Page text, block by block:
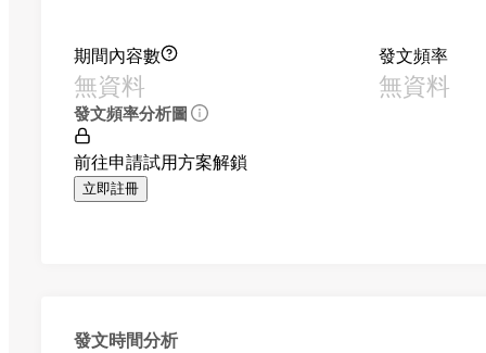
期間內容數
無資料
發文頻率
無資料
發文頻率分析圖
前往申請試用方案解鎖
立即註冊
發文時間分析